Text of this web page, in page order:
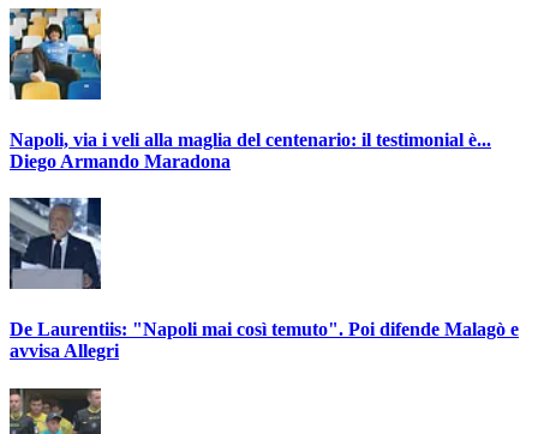
Napoli, via i veli alla maglia del centenario: il testimonial è...
Diego Armando Maradona
De Laurentiis: "Napoli mai così temuto". Poi difende Malagò e
avvisa Allegri